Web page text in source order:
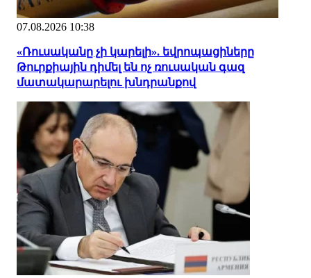
07.08.2026 10:38
«Ռուսականը չի կարելի». եվրոպացիները
Թուրքիային դիմել են ոչ ռուսական գազ
մատակարարելու խնդրանքով